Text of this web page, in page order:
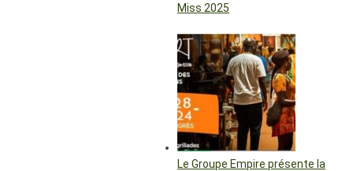
Miss 2025
Le Groupe Empire présente la